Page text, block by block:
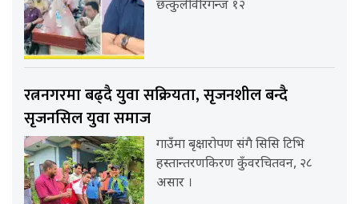
छत्कुलीवीरगन्ज १२
रत्ननगरमा बढ्दै युवा सक्रियता, सृजनशील बन्दै
सृजनसिल युवा समाज
गाउँमा बृक्षारोपण संगै सिसि टिभि
हस्तान्तरणकिरण कुँवरचितवन, २८
असार ।